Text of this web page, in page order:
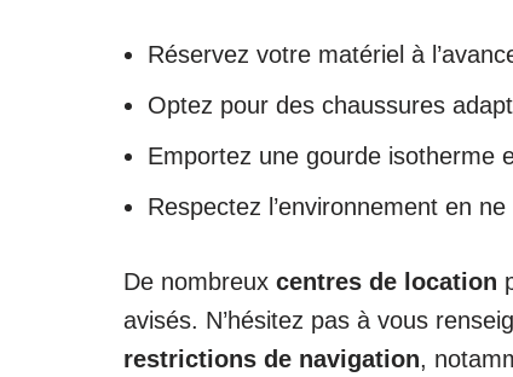
Réservez votre matériel à
Optez pour des chaussures
Emportez une gourde isotherme
Respectez l’environnement en
De nombreux centres de location
avisés. N’hésitez pas à vous
restrictions de navigation,